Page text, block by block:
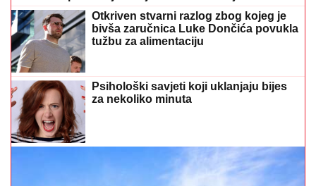
Otkriven stvarni razlog zbog kojeg je
bivša zaručnica Luke Dončića povukla
tužbu za alimentaciju
Psihološki savjeti koji uklanjaju bijes
za nekoliko minuta